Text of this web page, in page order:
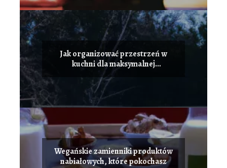
Jak organizować przestrzeń w
kuchni dla maksymalnej
funkcjonalności
Wegańskie zamienniki produktów
nabiałowych, które pokochasz